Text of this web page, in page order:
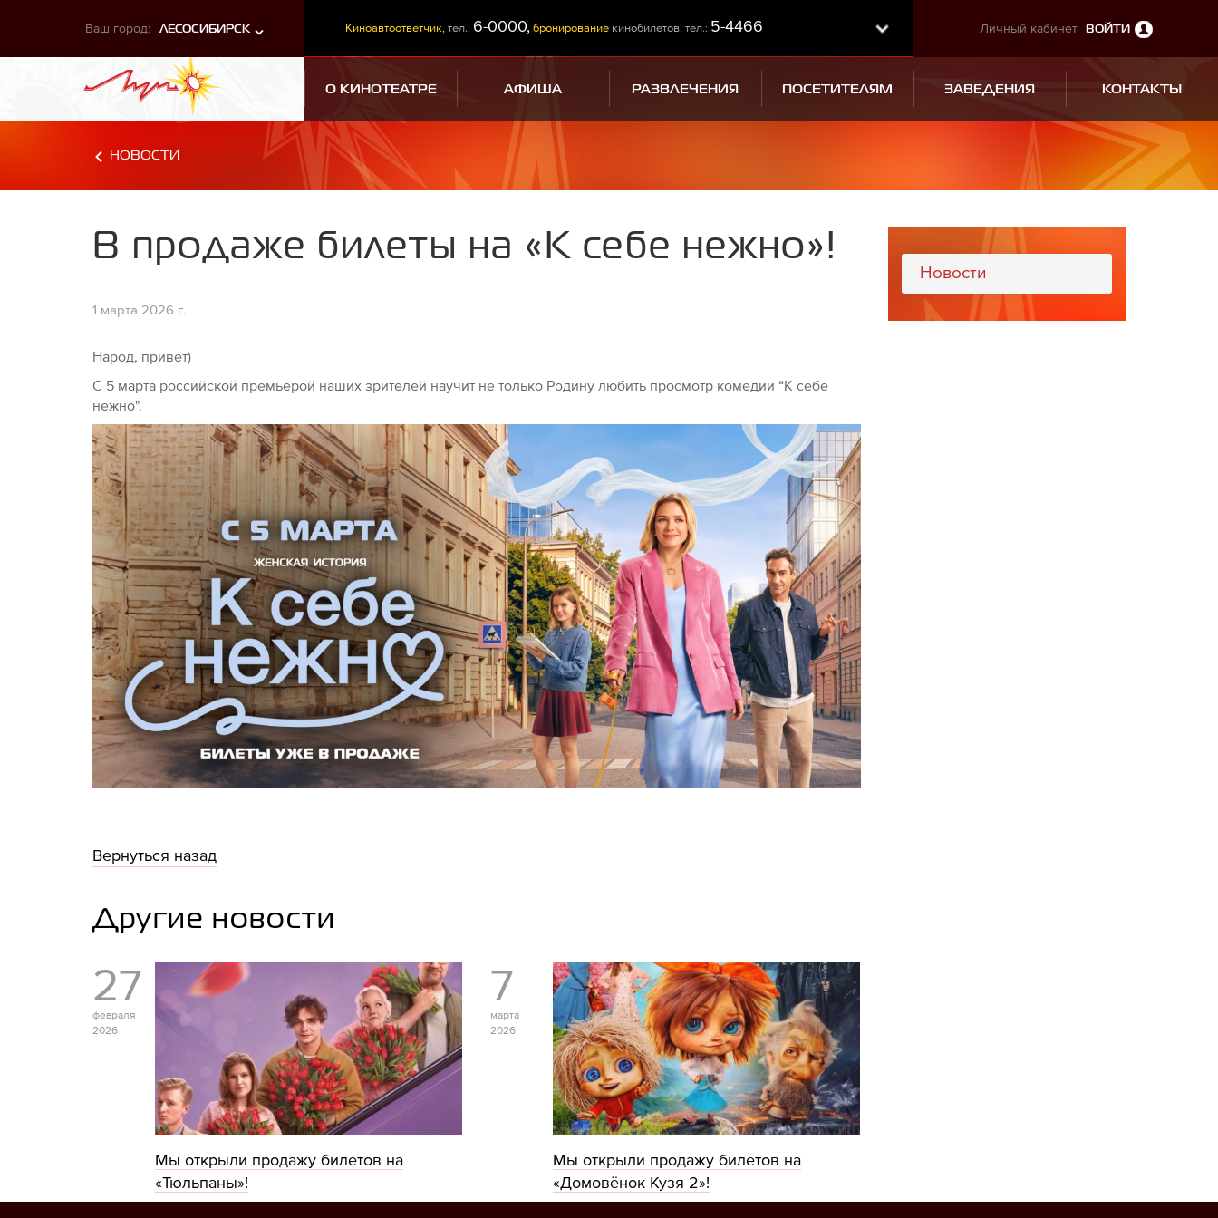
Ваш город: ЛЕСОСИБИРСК Киноавтоответчик, тел.: 6-0000, бронирование кинобилетов, тел.: 5-4466 Личный кабинет ВОЙТИ
О КИНОТЕАТРЕ АФИША РАЗВЛЕЧЕНИЯ ПОСЕТИТЕЛЯМ ЗАВЕДЕНИЯ КОНТАКТЫ
НОВОСТИ
В продаже билеты на «К себе нежно»!
1 марта 2026 г.
Народ, привет)
С 5 марта российской премьерой наших зрителей научит не только Родину любить просмотр комедии “К себе
нежно".
Вернуться назад
Другие новости
27
февраля
2026
Мы открыли продажу билетов на
«Тюльпаны»!
7
марта
2026
Мы открыли продажу билетов на
«Домовёнок Кузя 2»!
Новости